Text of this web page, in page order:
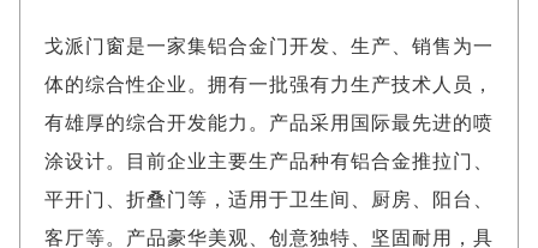
戈派门窗是一家集铝合金门开发、生产、销售为一
体的综合性企业。拥有一批强有力生产技术人员，
有雄厚的综合开发能力。产品采用国际最先进的喷
涂设计。目前企业主要生产品种有铝合金推拉门、
平开门、折叠门等，适用于卫生间、厨房、阳台、
客厅等。产品豪华美观、创意独特、坚固耐用，具